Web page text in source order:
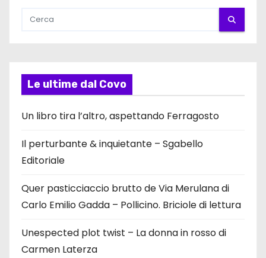
Le ultime dal Covo
Un libro tira l’altro, aspettando Ferragosto
Il perturbante & inquietante – Sgabello
Editoriale
Quer pasticciaccio brutto de Via Merulana di
Carlo Emilio Gadda – Pollicino. Briciole di lettura
Unespected plot twist – La donna in rosso di
Carmen Laterza